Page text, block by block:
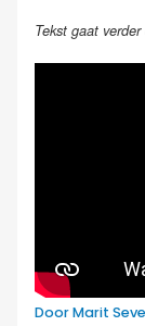
Tekst gaat
Door Marit